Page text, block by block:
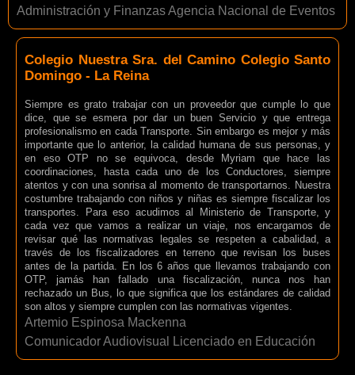
Administración y Finanzas Agencia Nacional de Eventos
Colegio Nuestra Sra. del Camino Colegio Santo
Domingo - La Reina
Siempre es grato trabajar con un proveedor que cumple lo que
dice, que se esmera por dar un buen Servicio y que entrega
profesionalismo en cada Transporte. Sin embargo es mejor y más
importante que lo anterior, la calidad humana de sus personas, y
en eso OTP no se equivoca, desde Myriam que hace las
coordinaciones, hasta cada uno de los Conductores, siempre
atentos y con una sonrisa al momento de transportarnos. Nuestra
costumbre trabajando con niños y niñas es siempre fiscalizar los
transportes. Para eso acudimos al Ministerio de Transporte, y
cada vez que vamos a realizar un viaje, nos encargamos de
revisar qué las normativas legales se respeten a cabalidad, a
través de los fiscalizadores en terreno que revisan los buses
antes de la partida. En los 6 años que llevamos trabajando con
OTP, jamás han fallado una fiscalización, nunca nos han
rechazado un Bus, lo que significa que los estándares de calidad
son altos y siempre cumplen con las normativas vigentes.
Artemio Espinosa Mackenna
Comunicador Audiovisual Licenciado en Educación